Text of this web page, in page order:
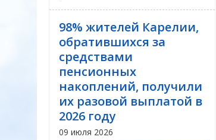
98% жителей Карелии,
обратившихся за
средствами
пенсионных
накоплений, получили
их разовой выплатой в
2026 году
09 июля 2026